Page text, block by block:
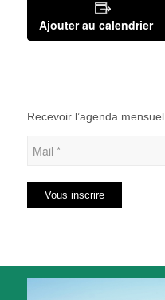
Ajouter au calendrier
Recevoir l’agenda mensuel.